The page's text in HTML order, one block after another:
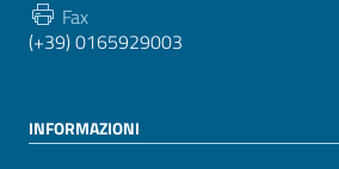
Fax
(+39) 0165929003
INFORMAZIONI